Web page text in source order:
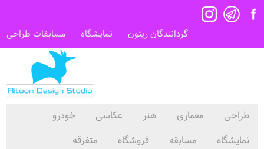
گردانندگان ریتون نمایشگاه مسابقات طراحی
طراحی معماری هنر عکاسی
خودرو
نمایشگاه
مسابقه فروشگاه متفرقه